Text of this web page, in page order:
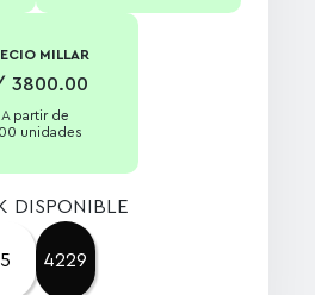
MILLAR
3800.00
A partir de
unidades
DISPONIBLE
5 4229